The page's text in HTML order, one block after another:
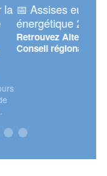
la transition
le stand du